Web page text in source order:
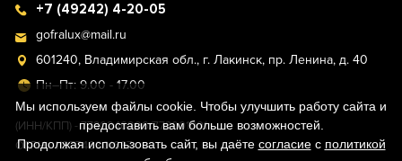
+7 (49242) 4-20-05
gofralux@mail.ru
601240, Владимирская обл., г. Лакинск, пр. Ленина, д. 40
Пн–Пт: 9.00 - 17.00
(ИНН/КПП) - 7730246296/773001001
ОГРН - 1187746801637
Мы используем файлы cookie. Чтобы улучшить работу сайта и
предоставить вам больше возможностей.
Продолжая использовать сайт, вы даёте согласиес политикой